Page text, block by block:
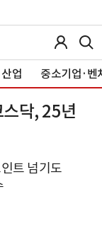
산업 중소기업·벤
닥, 25년
트 넘기도